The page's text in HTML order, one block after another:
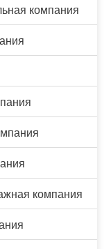
компания
компания